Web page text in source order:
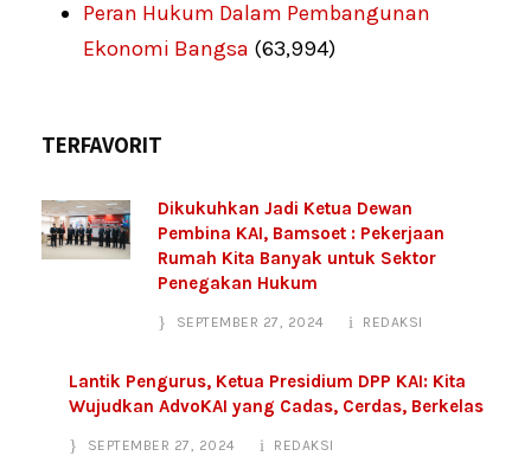
Peran Hukum Dalam Pembangunan
Ekonomi Bangsa (63,994)
TERFAVORIT
Dikukuhkan Jadi Ketua Dewan
Pembina KAI, Bamsoet : Pekerjaan
Rumah Kita Banyak untuk Sektor
Penegakan Hukum
SEPTEMBER 27, 2024 REDAKSI
Lantik Pengurus, Ketua Presidium DPP KAI: Kita
Wujudkan AdvoKAI yang Cadas, Cerdas, Berkelas
SEPTEMBER 27, 2024 REDAKSI